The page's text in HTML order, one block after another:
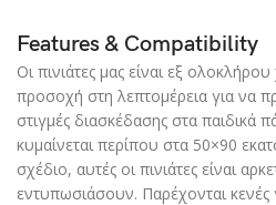
Features & Compatibility
Οι πινιάτες μας είναι εξ
προσοχή στη λεπτομέρεια για να
στιγμές διασκέδασης στα παιδικά
κυμαίνεται περίπου στα 50×90
σχέδιο, αυτές οι πινιάτες είναι
εντυπωσιάσουν. Παρέχονται κενές